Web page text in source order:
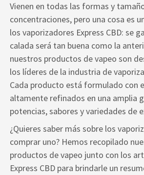
Vienen en todas las formas y
concentraciones, pero una cosa es
los vaporizadores Express CBD: se
calada será tan buena como la
nuestros productos de vapeo son
los líderes de la industria de
Cada producto está formulado con
altamente refinados en una amplia
potencias, sabores y variedades de
¿Quieres saber más sobre los
comprar uno? Hemos recopilado
productos de vapeo junto con los
Express CBD para brindarle un